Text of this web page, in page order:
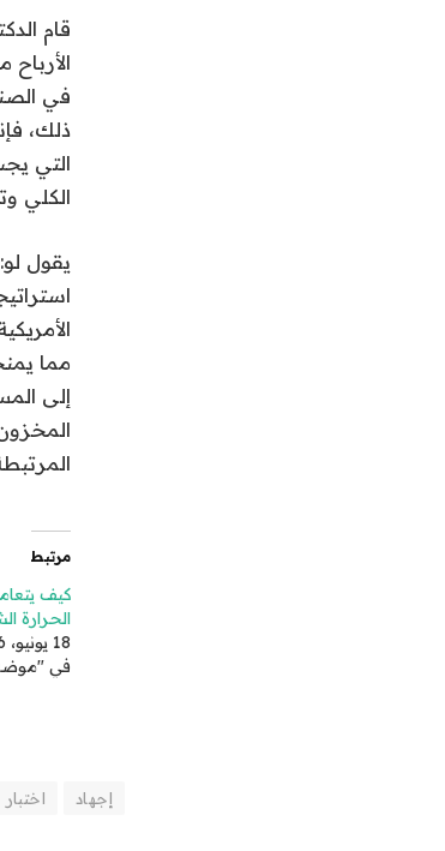
قام
في
ذلك،
التي
الكلي
يقول
مما
إلى
مرتبط
كيف
الحرارة
18 يونيو، 2026
في
إجهاد اختبار